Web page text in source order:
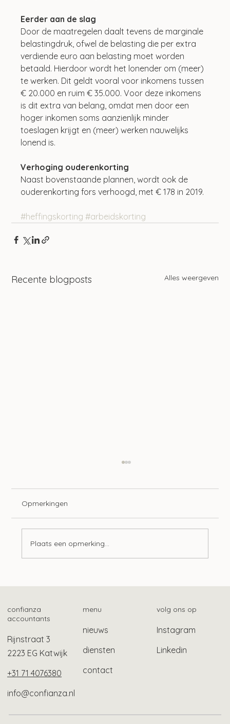
Eerder aan de slag
Door de maatregelen daalt tevens de marginale
belastingdruk, ofwel de belasting die per extra
verdiende euro aan belasting moet worden
betaald. Hierdoor wordt het lonender om (meer)
te werken. Dit geldt vooral voor inkomens tussen
€ 20.000 en ruim € 35.000. Voor deze inkomens
is dit extra van belang, omdat men door een
hoger inkomen soms aanzienlijk minder
toeslagen krijgt en (meer) werken nauwelijks
lonend is.
Verhoging ouderenkorting
Naast bovenstaande plannen, wordt ook de
ouderenkorting fors verhoogd, met € 178 in 2019.
#heffingskorting #arbeidskorting
Recente blogposts Alles weergeven
Opmerkingen
Plaats een opmerking...
confianza
accountants
Rijnstraat 3
2223 EG Katwijk
+31 71 4076380
info@confianza.nl
menu
nieuws
diensten
contact
volg ons op
Instagram
Linkedin